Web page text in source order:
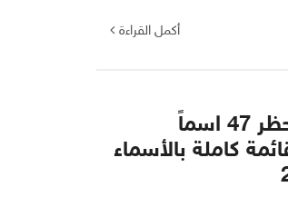
أكمل القراءة
عاجل: السعودية تحظر 47 اسماً
كاملة بالأسماء